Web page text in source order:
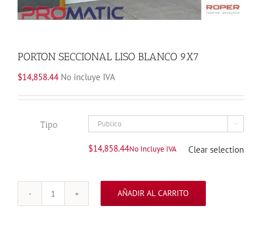
PORTON SECCIONAL LISO BLANCO 9X7
$14,858.44 No incluye IVA
Tipo 
$14,858.44No Incluye IVA Clear selection
PORTON
AÑADIR AL CARRITO